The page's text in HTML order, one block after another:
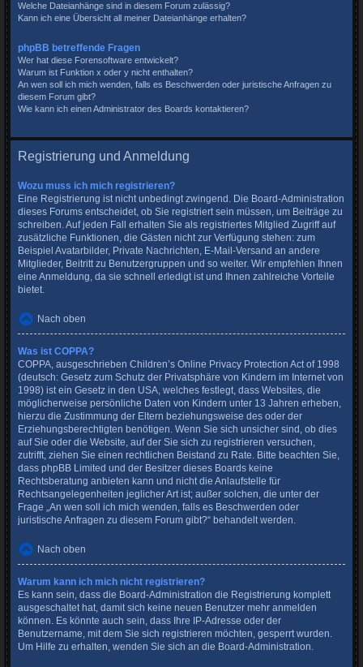
Welche Dateianhänge sind in diesem Forum zulässig?
Kann ich eine Übersicht all meiner Dateianhänge erhalten?
phpBB betreffende Fragen
Wer hat diese Forensoftware entwickelt?
Warum ist Funktion x oder y nicht enthalten?
An wen soll ich mich wenden, falls es Beschwerden oder juristische Anfragen zu
diesem Forum gibt?
Wie kann ich einen Administrator des Boards kontaktieren?
Registrierung und Anmeldung
Wozu muss ich mich registrieren?
Eine Registrierung ist nicht unbedingt zwingend. Die Board-Administration
dieses Forums entscheidet, ob Sie registriert sein müssen, um Beiträge zu
schreiben. Auf jeden Fall erhalten Sie als registriertes Mitglied Zugriff auf
zusätzliche Funktionen, die Gästen nicht zur Verfügung stehen: zum
Beispiel Avatarbilder, Private Nachrichten, E-Mail-Versand an andere
Mitglieder, Beitritt zu Benutzergruppen und so weiter. Wir empfehlen Ihnen
eine Anmeldung, da sie schnell erledigt ist und Ihnen zahlreiche Vorteile
bietet.
Nach oben
Was ist COPPA?
COPPA, ausgeschrieben Children’s Online Privacy Protection Act of 1998
(deutsch: Gesetz zum Schutz der Privatsphäre von Kindern im Internet von
1998) ist ein Gesetz in den USA, welches festlegt, dass Websites, die
möglicherweise persönliche Daten von Kindern unter 13 Jahren erheben,
hierzu die Zustimmung der Eltern beziehungsweise des oder der
Erziehungsberechtigten benötigen. Wenn Sie sich unsicher sind, ob dies
auf Sie oder die Website, auf der Sie sich zu registrieren versuchen,
zutrifft, ziehen Sie einen rechtlichen Beistand zu Rate. Bitte beachten Sie,
dass phpBB Limited und der Besitzer dieses Boards keine
Rechtsberatung anbieten kann und nicht die Anlaufstelle für
Rechtsangelegenheiten jeglicher Art ist; außer solchen, die unter der
Frage „An wen soll ich mich wenden, falls es Beschwerden oder
juristische Anfragen zu diesem Forum gibt?“ behandelt werden.
Nach oben
Warum kann ich mich nicht registrieren?
Es kann sein, dass die Board-Administration die Registrierung komplett
ausgeschaltet hat, damit sich keine neuen Benutzer mehr anmelden
können. Es könnte auch sein, dass Ihre IP-Adresse oder der
Benutzername, mit dem Sie sich registrieren möchten, gesperrt wurden.
Um Hilfe zu erhalten, wenden Sie sich an die Board-Administration.